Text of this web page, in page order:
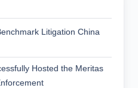
Litigation China
Hosted the Meritas